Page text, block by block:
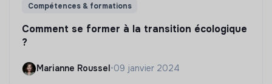
Compétences & formations
Comment se former à la transition écologique
?
Marianne Roussel •09 janvier 2024